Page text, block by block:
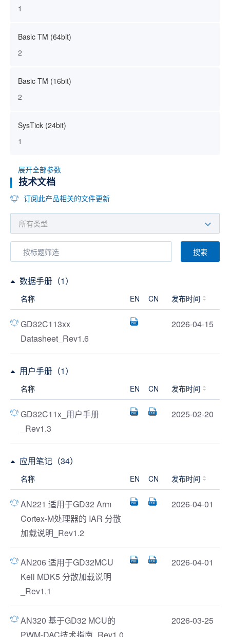
1
Basic TM (64bit)
2
Basic TM (16bit)
2
SysTick (24bit)
1
展开全部参数
技术文档
订阅此产品相关的文件更新
搜索
数据手册（1）
名称 EN CN 发布时间
GD32C113xx
Datasheet_Rev1.6
2026-04-15
用户手册（1）
名称 EN CN 发布时间
GD32C11x_用户手册
_Rev1.3
2025-02-20
应用笔记（34）
名称 EN CN 发布时间
AN221 适用于GD32 Arm
Cortex-M处理器的 IAR 分散
加载说明_Rev1.2
2026-04-01
AN206 适用于GD32MCU
Keil MDK5 分散加载说明
_Rev1.1
2026-04-01
AN320 基于GD32 MCU的
2026-03-25